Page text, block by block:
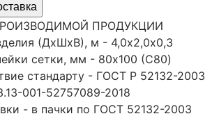
ПРОДУКЦИИ
(ДхШхВ), м - 4,0х2,0х0,3
сетки, мм - 80x100 (С80)
стандарту - ГОСТ Р 52132-2003
001-52757089-2018
- в пачки по ГОСТ 52132-2003